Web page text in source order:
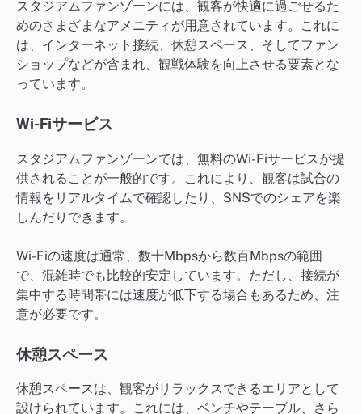
スタジアムファンゾーンには、観客が快適に過ごせるた
めのさまざまなアメニティが用意されています。これに
は、インターネット接続、休憩スペース、そしてファン
ショップなどが含まれ、観戦体験を向上させる要素とな
っています。
Wi-Fiサービス
スタジアムファンゾーンでは、無料のWi-Fiサービスが提
供されることが一般的です。これにより、観客は試合の
情報をリアルタイムで確認したり、SNSでのシェアを楽
しんだりできます。
Wi-Fiの速度は通常、数十Mbpsから数百Mbpsの範囲
で、混雑時でも比較的安定しています。ただし、接続が
集中する時間帯には速度が低下する場合もあるため、注
意が必要です。
休憩スペース
休憩スペースは、観客がリラックスできるエリアとして
設けられています。これには、ベンチやテーブル、さら